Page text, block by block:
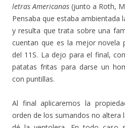
letras Americanas (junto a Roth,
Pensaba que estaba ambientada
y resulta que trata sobre una
cuentan que es la mejor novela
del 11S. La dejo para el final,
patatas fritas para darse un
con puntillas.
Al final aplicaremos la
orden de los sumandos no altera